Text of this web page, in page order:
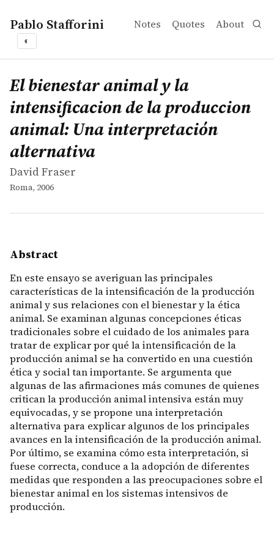
Pablo Stafforini Notes Quotes About
◐
works
David Fraser
El bienestar animal y la intensificacion de la
book
En este ensayo se averiguan las principales
El bienestar animal y la
intensificacion de la produccion
animal: Una interpretación
alternativa
David Fraser
Roma, 2006
Abstract
En este ensayo se averiguan las principales
características de la intensificación de la producción
animal y sus relaciones con el bienestar y la ética
animal. Se examinan algunas concepciones éticas
tradicionales sobre el cuidado de los animales para
tratar de explicar por qué la intensificación de la
producción animal se ha convertido en una cuestión
ética y social tan importante. Se argumenta que
algunas de las afirmaciones más comunes de quienes
critican la producción animal intensiva están muy
equivocadas, y se propone una interpretación
alternativa para explicar algunos de los principales
avances en la intensificación de la producción animal.
Por último, se examina cómo esta interpretación, si
fuese correcta, conduce a la adopción de diferentes
medidas que responden a las preocupaciones sobre el
bienestar animal en los sistemas intensivos de
producción.